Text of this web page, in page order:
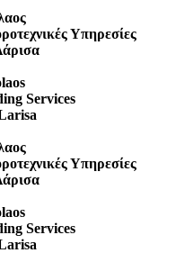
Υπηρεσίες
Services
Υπηρεσίες
Services